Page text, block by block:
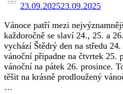
23.09.202523.09.2025
Vánoce patří mezi
každoročně se slaví 24., 25. a
vychází Štědrý den na středu
vánoční připadne na čtvrtek 25.
vánoční na pátek 26. prosince.
těšit na krásně prodloužený
…